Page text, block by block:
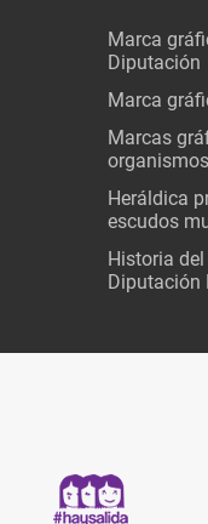
Marca
Diputación
Marca
Marcas
Heráldica
escudos
Historia
Diputación